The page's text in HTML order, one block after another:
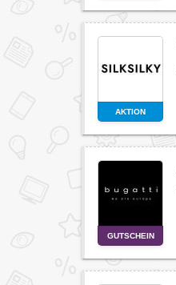
AKTION
GUTSCHEIN